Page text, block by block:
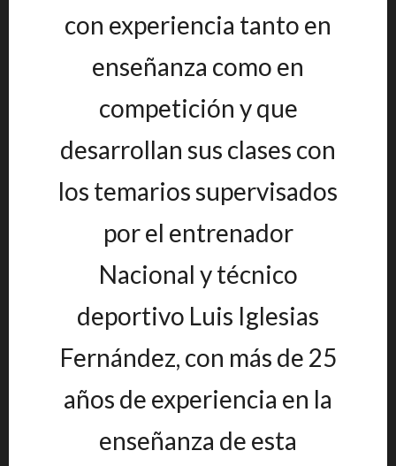
con experiencia tanto en
enseñanza como en
competición y que
desarrollan sus clases con
los temarios supervisados
por el entrenador
Nacional y técnico
deportivo Luis Iglesias
Fernández, con más de 25
años de experiencia en la
enseñanza de esta